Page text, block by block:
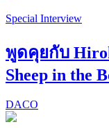
Special Interview
พูดคุยกับ
Sheep in the
DACO